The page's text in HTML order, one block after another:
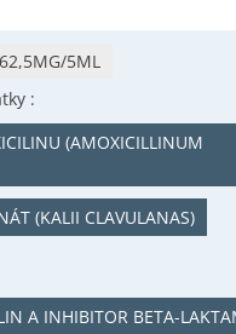
5ML
:
(AMOXICILLINUM
(KALII CLAVULANAS)
A INHIBITOR BETA-